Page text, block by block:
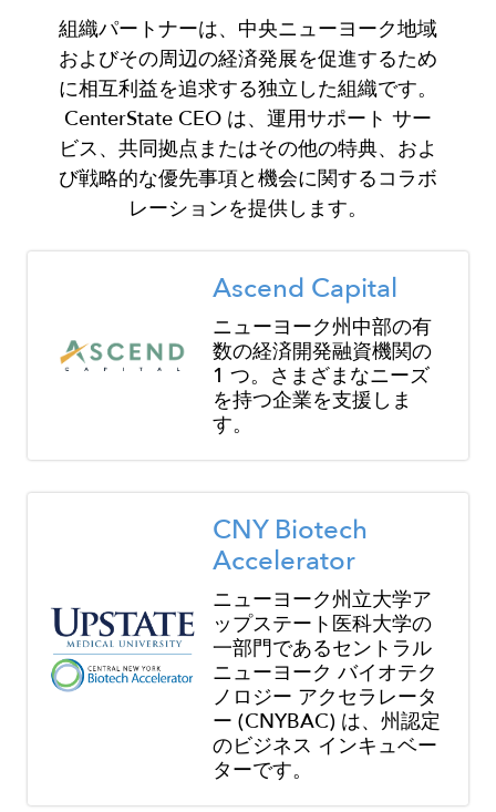
組織パートナーは、中央ニューヨーク地域
およびその周辺の経済発展を促進するため
に相互利益を追求する独立した組織です。
CenterState CEO は、運用サポート サー
ビス、共同拠点またはその他の特典、およ
び戦略的な優先事項と機会に関するコラボ
レーションを提供します。
Ascend Capital
ニューヨーク州中部の有
数の経済開発融資機関の
1 つ。さまざまなニーズ
を持つ企業を支援しま
す。
CNY Biotech
Accelerator
ニューヨーク州立大学ア
ップステート医科大学の
一部門であるセントラル
ニューヨーク バイオテク
ノロジー アクセラレータ
ー (CNYBAC) は、州認定
のビジネス インキュベー
ターです。